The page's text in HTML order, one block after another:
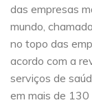
das empresas
mundo,
no topo das
acordo com a
serviços de
em mais de 130